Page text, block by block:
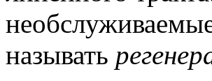
называть